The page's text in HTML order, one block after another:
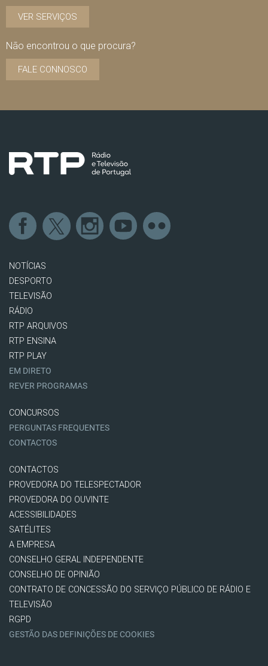
VER SERVIÇOS
Não encontrou o que procura?
FALE CONNOSCO
NOTÍCIAS
DESPORTO
TELEVISÃO
RÁDIO
RTP ARQUIVOS
RTP ENSINA
RTP PLAY
EM DIRETO
REVER PROGRAMAS
CONCURSOS
PERGUNTAS FREQUENTES
CONTACTOS
CONTACTOS
PROVEDORA DO TELESPECTADOR
PROVEDORA DO OUVINTE
ACESSIBILIDADES
SATÉLITES
A EMPRESA
CONSELHO GERAL INDEPENDENTE
CONSELHO DE OPINIÃO
CONTRATO DE CONCESSÃO DO SERVIÇO PÚBLICO DE RÁDIO E
TELEVISÃO
RGPD
GESTÃO DAS DEFINIÇÕES DE COOKIES